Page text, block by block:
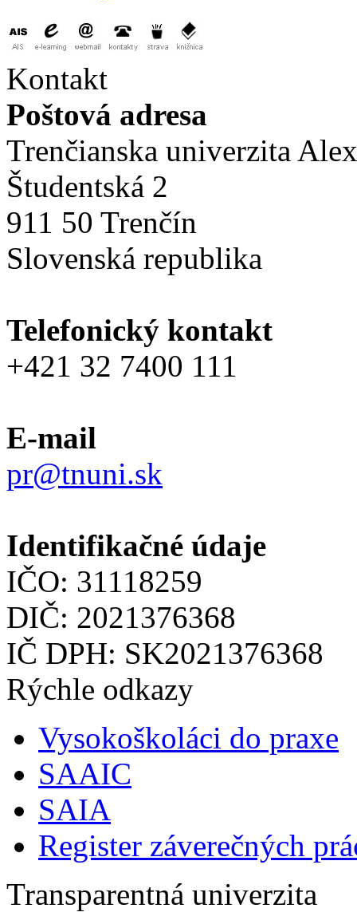
Kontakt
Poštová adresa
Trenčianska univerzita
Študentská 2
911 50 Trenčín
Slovenská republika
Telefonický kontakt
+421 32 7400 111
E-mail
pr@tnuni.sk
Identifikačné údaje
IČO: 31118259
DIČ: 2021376368
IČ DPH: SK2021376368
Rýchle odkazy
Vysokoškoláci do praxe
SAAIC
SAIA
Register záverečných
Transparentná univerzita